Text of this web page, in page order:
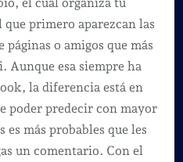
que primero aparezcan las
o amigos que más
Aunque esa siempre ha
la diferencia está en
poder predecir con mayor
más probables que les
un comentario. Con el